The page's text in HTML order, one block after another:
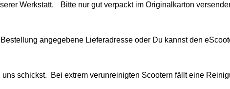
Werkstatt. Bitte nur gut verpackt im Originalkarton
angegebene Lieferadresse oder Du kannst den
schickst. Bei extrem verunreinigten Scootern fällt eine